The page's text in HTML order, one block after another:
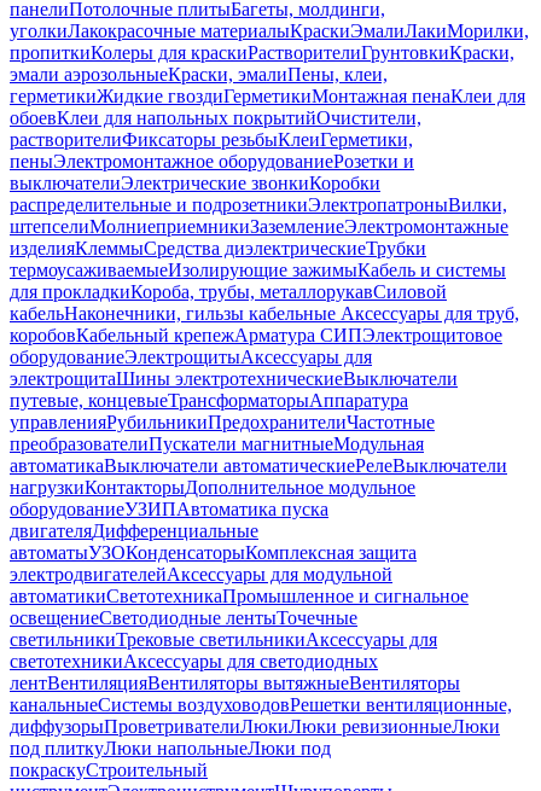
панелиПотолочные плитыБагеты, молдинги,
уголкиЛакокрасочные материалыКраскиЭмалиЛакиМорилки,
пропиткиКолеры для краскиРастворителиГрунтовкиКраски,
эмали аэрозольныеКраски, эмалиПены, клеи,
герметикиЖидкие гвоздиГерметикиМонтажная пенаКлеи для
обоевКлеи для напольных покрытийОчистители,
растворителиФиксаторы резьбыКлеиГерметики,
пеныЭлектромонтажное оборудованиеРозетки и
выключателиЭлектрические звонкиКоробки
распределительные и подрозетникиЭлектропатроныВилки,
штепселиМолниеприемникиЗаземлениеЭлектромонтажные
изделияКлеммыСредства диэлектрическиеТрубки
термоусаживаемыеИзолирующие зажимыКабель и системы
для прокладкиКороба, трубы, металлорукавСиловой
кабельНаконечники, гильзы кабельные Аксессуары для труб,
коробовКабельный крепежАрматура СИПЭлектрощитовое
оборудованиеЭлектрощитыАксессуары для
электрощитаШины электротехническиеВыключатели
путевые, концевыеТрансформаторыАппаратура
управленияРубильникиПредохранителиЧастотные
преобразователиПускатели магнитныеМодульная
автоматикаВыключатели автоматическиеРелеВыключатели
нагрузкиКонтакторыДополнительное модульное
оборудованиеУЗИПАвтоматика пуска
двигателяДифференциальные
автоматыУЗОКонденсаторыКомплексная защита
электродвигателейАксессуары для модульной
автоматикиСветотехникаПромышленное и сигнальное
освещениеСветодиодные лентыТочечные
светильникиТрековые светильникиАксессуары для
светотехникиАксессуары для светодиодных
лентВентиляцияВентиляторы вытяжныеВентиляторы
канальныеСистемы воздуховодовРешетки вентиляционные,
диффузорыПроветривателиЛюкиЛюки ревизионныеЛюки
под плиткуЛюки напольныеЛюки под
покраскуСтроительный